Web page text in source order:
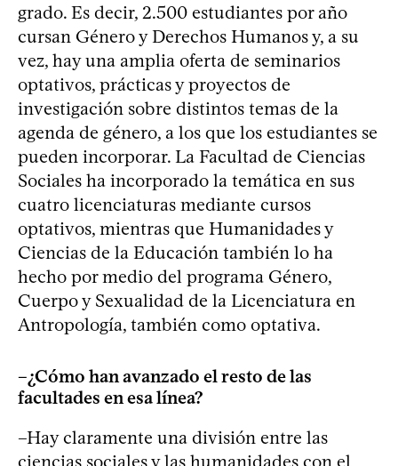
grado. Es decir, 2.500 estudiantes por año
cursan Género y Derechos Humanos y, a su
vez, hay una amplia oferta de seminarios
optativos, prácticas y proyectos de
investigación sobre distintos temas de la
agenda de género, a los que los estudiantes se
pueden incorporar. La Facultad de Ciencias
Sociales ha incorporado la temática en sus
cuatro licenciaturas mediante cursos
optativos, mientras que Humanidades y
Ciencias de la Educación también lo ha
hecho por medio del programa Género,
Cuerpo y Sexualidad de la Licenciatura en
Antropología, también como optativa.
–¿Cómo han avanzado el resto de las
facultades en esa línea?
–Hay claramente una división entre las
ciencias sociales y las humanidades con el